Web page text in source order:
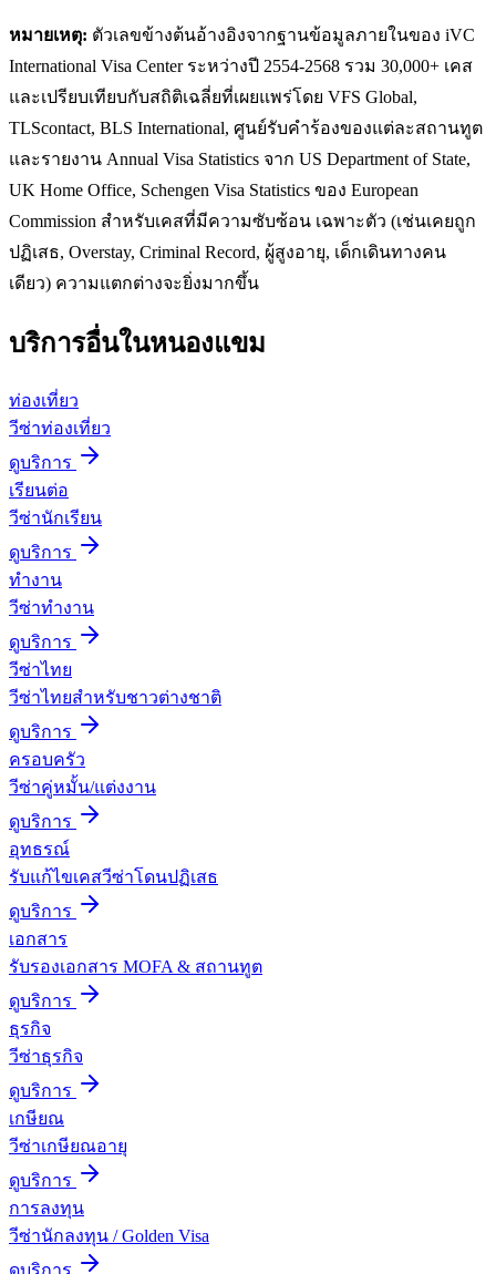
หมายเหตุ: ตัวเลขข้างต้นอ้างอิงจากฐานข้อมูลภายในของ iVC
International Visa Center ระหว่างปี 2554-2568 รวม 30,000+ เคส
และเปรียบเทียบกับสถิติเฉลี่ยที่เผยแพร่โดย VFS Global,
TLScontact, BLS International, ศูนย์รับคำร้องของแต่ละสถานทูต
และรายงาน Annual Visa Statistics จาก US Department of State,
UK Home Office, Schengen Visa Statistics ของ European
Commission สำหรับเคสที่มีความซับซ้อน เฉพาะตัว (เช่นเคยถูก
ปฏิเสธ, Overstay, Criminal Record, ผู้สูงอายุ, เด็กเดินทางคน
เดียว) ความแตกต่างจะยิ่งมากขึ้น
บริการอื่นในหนองแขม
ท่องเที่ยว
วีซ่าท่องเที่ยว
ดูบริการ
เรียนต่อ
วีซ่านักเรียน
ดูบริการ
ทำงาน
วีซ่าทำงาน
ดูบริการ
วีซ่าไทย
วีซ่าไทยสำหรับชาวต่างชาติ
ดูบริการ
ครอบครัว
วีซ่าคู่หมั้น/แต่งงาน
ดูบริการ
อุทธรณ์
รับแก้ไขเคสวีซ่าโดนปฏิเสธ
ดูบริการ
เอกสาร
รับรองเอกสาร MOFA & สถานทูต
ดูบริการ
ธุรกิจ
วีซ่าธุรกิจ
ดูบริการ
เกษียณ
วีซ่าเกษียณอายุ
ดูบริการ
การลงทุน
วีซ่านักลงทุน / Golden Visa
ดูบริการ